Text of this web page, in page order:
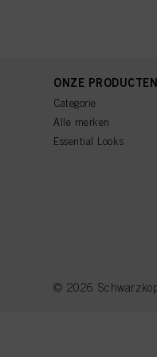
ONZE PRODUCTEN
Categorie
Alle merken
Essential Looks
© 2026